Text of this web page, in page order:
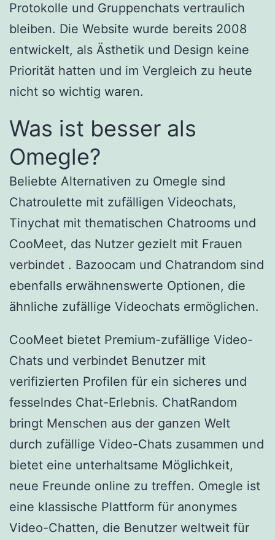
Protokolle und Gruppenchats vertraulich
bleiben. Die Website wurde bereits 2008
entwickelt, als Ästhetik und Design keine
Priorität hatten und im Vergleich zu heute
nicht so wichtig waren.
Was ist besser als
Omegle?
Beliebte Alternativen zu Omegle sind
Chatroulette mit zufälligen Videochats,
Tinychat mit thematischen Chatrooms und
CooMeet, das Nutzer gezielt mit Frauen
verbindet . Bazoocam und Chatrandom sind
ebenfalls erwähnenswerte Optionen, die
ähnliche zufällige Videochats ermöglichen.
CooMeet bietet Premium-zufällige Video-
Chats und verbindet Benutzer mit
verifizierten Profilen für ein sicheres und
fesselndes Chat-Erlebnis. ChatRandom
bringt Menschen aus der ganzen Welt
durch zufällige Video-Chats zusammen und
bietet eine unterhaltsame Möglichkeit,
neue Freunde online zu treffen. Omegle ist
eine klassische Plattform für anonymes
Video-Chatten, die Benutzer weltweit für